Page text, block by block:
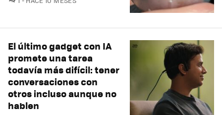
El último gadget con IA
promete una tarea
todavía más difícil: tener
conversaciones con
otros incluso aunque no
hablen